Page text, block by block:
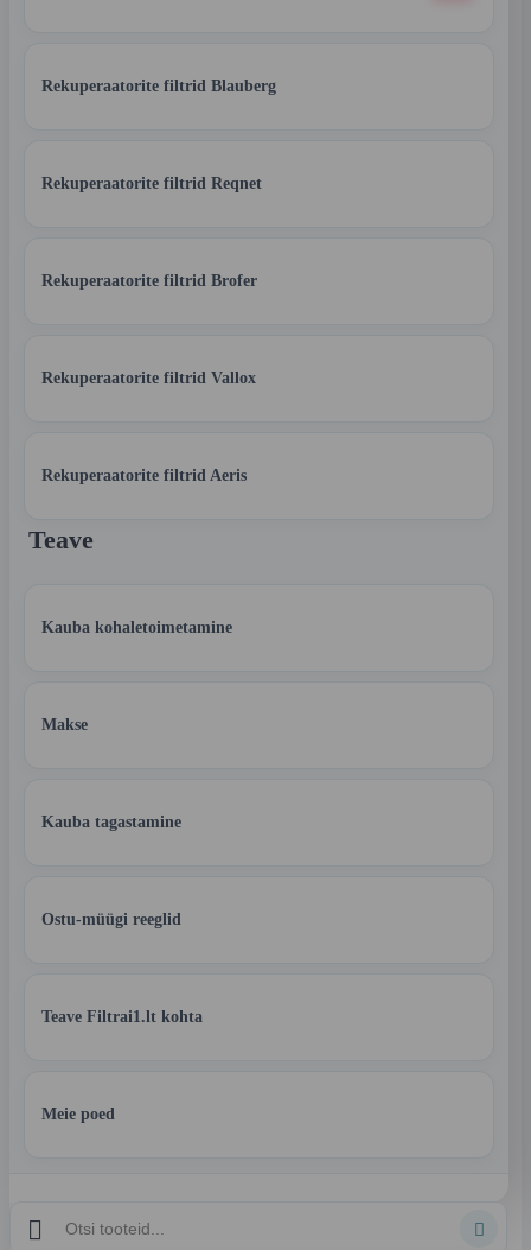
Rekuperaatorite filtrid Blauberg
Rekuperaatorite filtrid Reqnet
Rekuperaatorite filtrid Brofer
Rekuperaatorite filtrid Vallox
Rekuperaatorite filtrid Aeris
Teave
Kauba kohaletoimetamine
Makse
Kauba tagastamine
Ostu-müügi reeglid
Teave Filtrai1.lt kohta
Meie poed
 